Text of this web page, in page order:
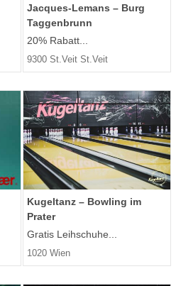
Jacques-Lemans – Burg
Taggenbrunn
20% Rabatt...
9300 St.Veit St.Veit
Kugeltanz – Bowling im
Prater
Gratis Leihschuhe...
1020 Wien